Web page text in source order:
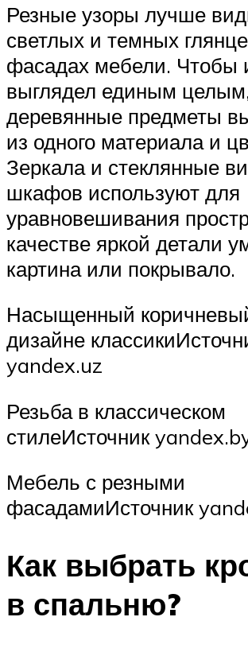
Резные узоры лучше
светлых и темных
фасадах мебели. Чтобы
выглядел единым
деревянные предметы
из одного материала и
Зеркала и стеклянные
шкафов используют для
уравновешивания
качестве яркой детали
картина или покрывало.
Насыщенный
дизайне
yandex.uz
Резьба в классическом
стилеИсточник
Мебель с резными
фасадамиИсточник
Как выбрать
в спальню?